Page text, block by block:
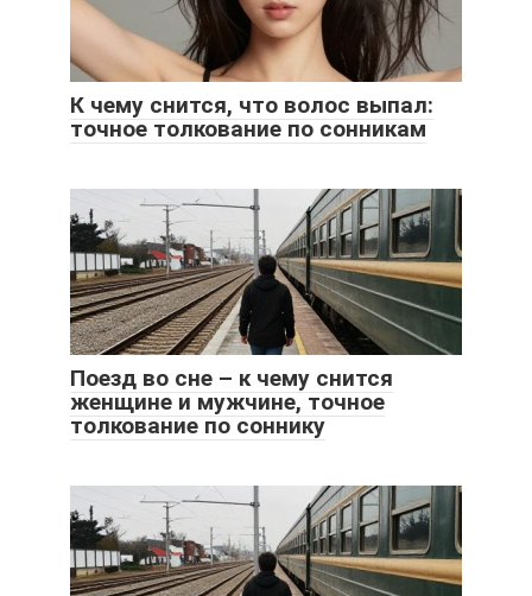
К чему снится, что волос выпал:
точное толкование по сонникам
Поезд во сне – к чему снится
женщине и мужчине, точное
толкование по соннику